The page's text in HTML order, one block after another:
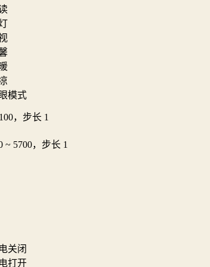
模式
，步长 1
~ 5700，步长 1
关闭
电打开